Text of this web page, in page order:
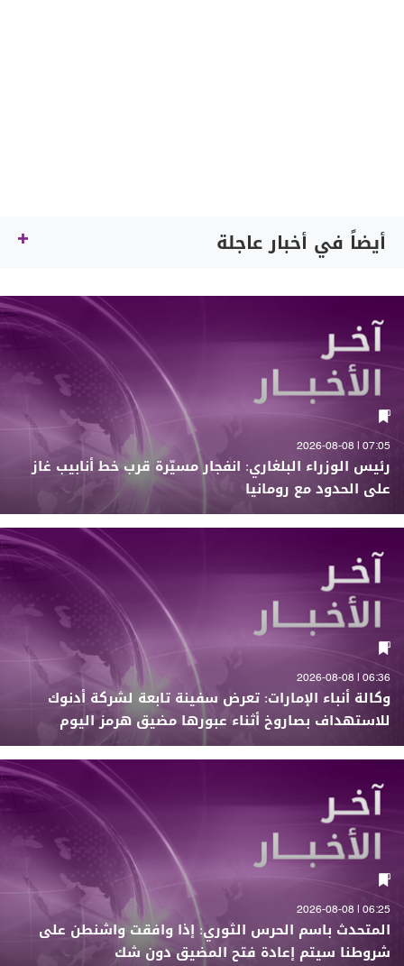
أيضاً في أخبار عاجلة
07:05 | 2026-08-08
رئيس الوزراء البلغاري: انفجار مسيّرة قرب خط أنابيب غاز
على الحدود مع رومانيا
06:36 | 2026-08-08
وكالة أنباء الإمارات: تعرض سفينة تابعة لشركة أدنوك
للاستهداف بصاروخ أثناء عبورها مضيق هرمز اليوم
06:25 | 2026-08-08
المتحدث باسم الحرس الثوري: إذا وافقت واشنطن على
شروطنا سيتم إعادة فتح المضيق دون شك